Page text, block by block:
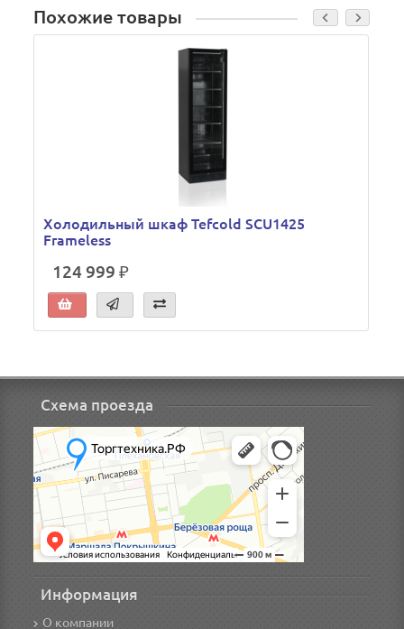
Похожие товары
Холодильный шкаф Tefcold SCU1425
Frameless
124 999 ₽
Схема проезда
Информация
О компании